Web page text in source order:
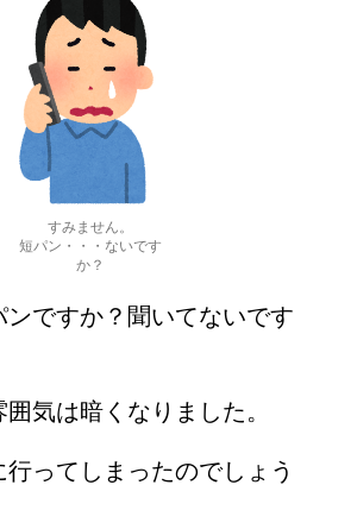
すみません。
短パン・・・ないです
か？
ンですか？聞いてないです
気は暗くなりました。
ってしまったのでしょう